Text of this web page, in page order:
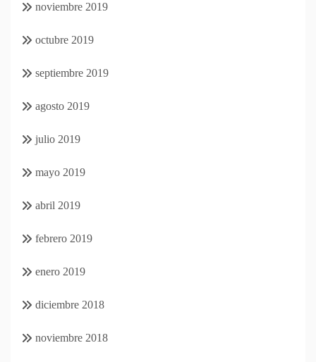
noviembre 2019
octubre 2019
septiembre 2019
agosto 2019
julio 2019
mayo 2019
abril 2019
febrero 2019
enero 2019
diciembre 2018
noviembre 2018